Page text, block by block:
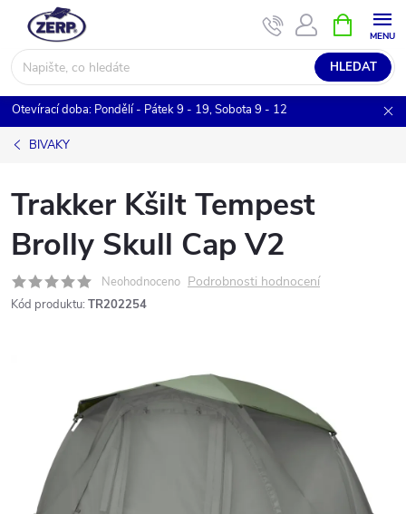
obsah
HLEDAT
NÁKUPNÍ
KOŠÍK
Otevírací doba: Pondělí - Pátek 9 - 19, Sobota 9 - 12
BIVAKY
Trakker Kšilt Tempest
Brolly Skull Cap V2
Neohodnoceno Podrobnosti hodnocení
Kód produktu: TR202254